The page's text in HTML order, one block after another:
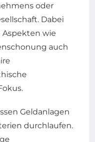
oder
Dabei
wie
auch
Geldanlagen
durchlaufen.